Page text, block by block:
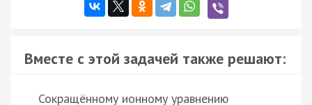
Вместе с этой задачей также решают:
Сокращённому ионному уравнению